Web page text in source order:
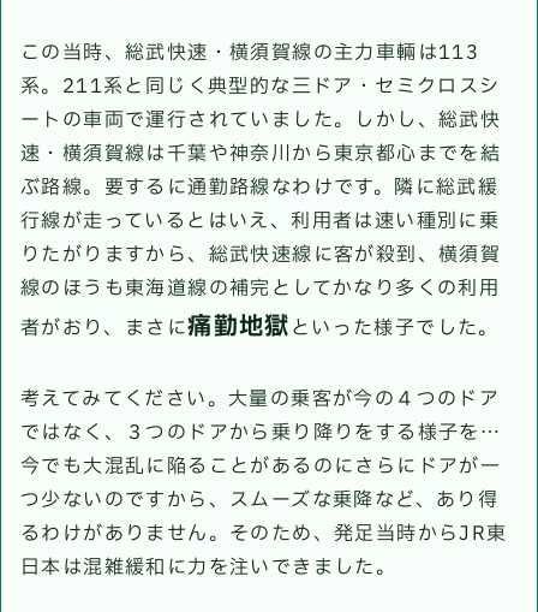
この当時、総武快速・横須賀線の主力車輛は113
系。211系と同じく典型的な三ドア・セミクロスシ
ートの車両で運行されていました。しかし、総武快
速・横須賀線は千葉や神奈川から東京都心までを結
ぶ路線。要するに通勤路線なわけです。隣に総武緩
行線が走っているとはいえ、利用者は速い種別に乗
りたがりますから、総武快速線に客が殺到、横須賀
線のほうも東海道線の補完としてかなり多くの利用
者がおり、まさに痛勤地獄といった様子でした。
考えてみてください。大量の乗客が今の４つのドア
ではなく、３つのドアから乗り降りをする様子を…
今でも大混乱に陥ることがあるのにさらにドアが一
つ少ないのですから、スムーズな乗降など、あり得
るわけがありません。そのため、発足当時からJR東
日本は混雑緩和に力を注いできました。